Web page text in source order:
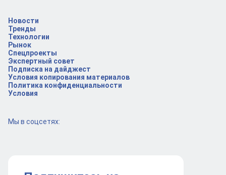
Новости
Тренды
Технологии
Рынок
Спецпроекты
Экспертный совет
Подписка на дайджест
Условия копирования материалов
Политика конфиденциальности
Условия
Мы в соцсетях: